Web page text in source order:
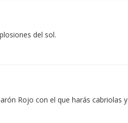
del sol.
Rojo con el que harás cabriolas y